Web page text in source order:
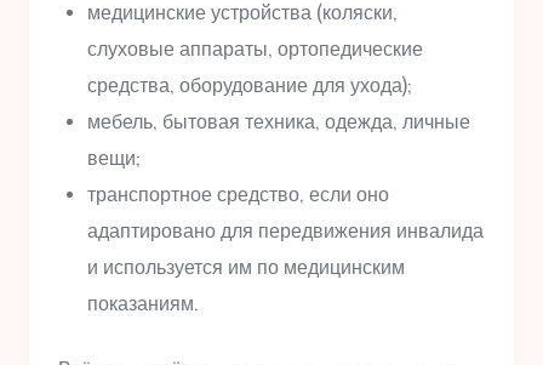
медицинские устройства (коляски,
слуховые аппараты, ортопедические
средства, оборудование для ухода);
мебель, бытовая техника, одежда, личные
вещи;
транспортное средство, если оно
адаптировано для передвижения инвалида
и используется им по медицинским
показаниям.